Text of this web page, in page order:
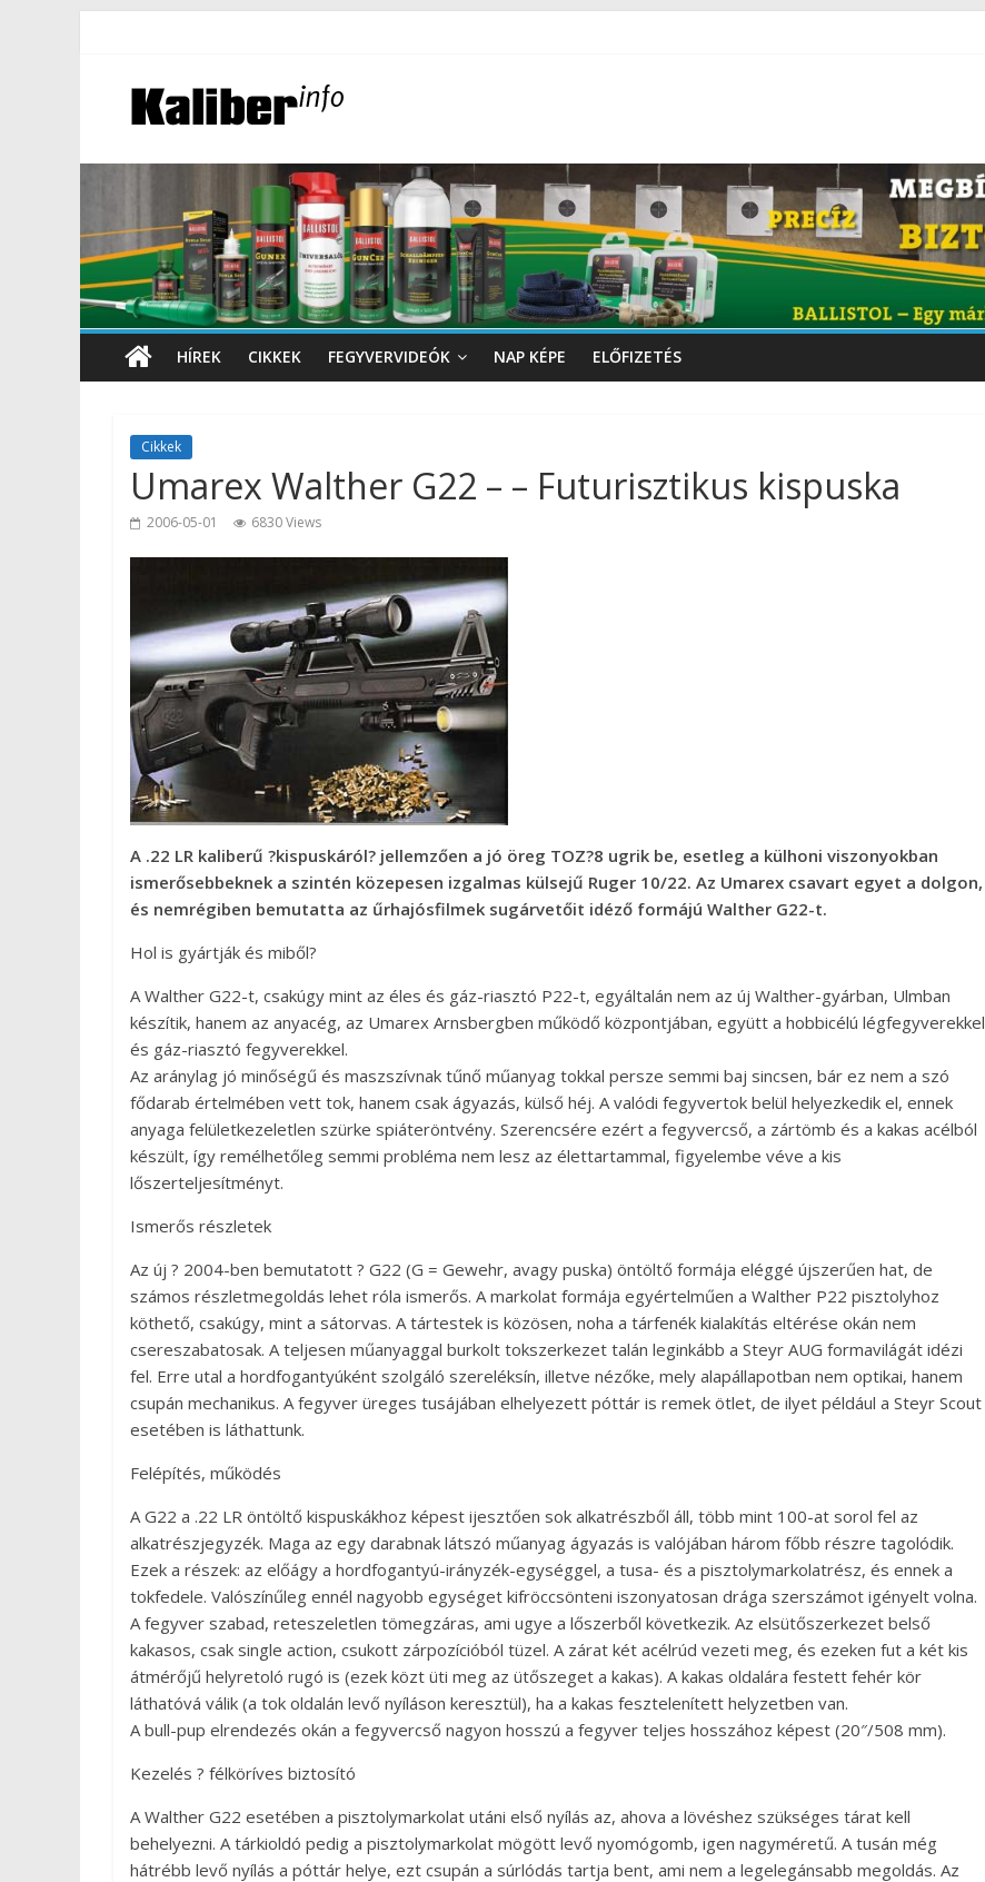
HÍREK CIKKEK FEGYVERVIDEÓK NAP KÉPE ELŐFIZETÉS
Cikkek
Umarex Walther G22 – – Futurisztikus kispuska
2006-05-01 6830 Views
A .22 LR kaliberű ?kispuskáról? jellemzően a jó öreg TOZ?8 ugrik be, esetleg a külhoni viszonyokban
ismerősebbeknek a szintén közepesen izgalmas külsejű Ruger 10/22. Az Umarex csavart egyet a dolgon,
és nemrégiben bemutatta az űrhajósfilmek sugárvetőit idéző formájú Walther G22-t.
Hol is gyártják és miből?
A Walther G22-t, csakúgy mint az éles és gáz-riasztó P22-t, egyáltalán nem az új Walther-gyárban, Ulmban
készítik, hanem az anyacég, az Umarex Arnsbergben működő központjában, együtt a hobbicélú légfegyverekkel
és gáz-riasztó fegyverekkel.
Az aránylag jó minőségű és maszszívnak tűnő műanyag tokkal persze semmi baj sincsen, bár ez nem a szó
fődarab értelmében vett tok, hanem csak ágyazás, külső héj. A valódi fegyvertok belül helyezkedik el, ennek
anyaga felületkezeletlen szürke spiáteröntvény. Szerencsére ezért a fegyvercső, a zártömb és a kakas acélból
készült, így remélhetőleg semmi probléma nem lesz az élettartammal, figyelembe véve a kis
lőszerteljesítményt.
Ismerős részletek
Az új ? 2004-ben bemutatott ? G22 (G = Gewehr, avagy puska) öntöltő formája eléggé újszerűen hat, de
számos részletmegoldás lehet róla ismerős. A markolat formája egyértelműen a Walther P22 pisztolyhoz
köthető, csakúgy, mint a sátorvas. A tártestek is közösen, noha a tárfenék kialakítás eltérése okán nem
csereszabatosak. A teljesen műanyaggal burkolt tokszerkezet talán leginkább a Steyr AUG formavilágát idézi
fel. Erre utal a hordfogantyúként szolgáló szereléksín, illetve nézőke, mely alapállapotban nem optikai, hanem
csupán mechanikus. A fegyver üreges tusájában elhelyezett póttár is remek ötlet, de ilyet például a Steyr Scout
esetében is láthattunk.
Felépítés, működés
A G22 a .22 LR öntöltő kispuskákhoz képest ijesztően sok alkatrészből áll, több mint 100-at sorol fel az
alkatrészjegyzék. Maga az egy darabnak látszó műanyag ágyazás is valójában három főbb részre tagolódik.
Ezek a részek: az előágy a hordfogantyú-irányzék-egységgel, a tusa- és a pisztolymarkolatrész, és ennek a
tokfedele. Valószínűleg ennél nagyobb egységet kifröccsönteni iszonyatosan drága szerszámot igényelt volna.
A fegyver szabad, reteszeletlen tömegzáras, ami ugye a lőszerből következik. Az elsütőszerkezet belső
kakasos, csak single action, csukott zárpozícióból tüzel. A zárat két acélrúd vezeti meg, és ezeken fut a két kis
átmérőjű helyretoló rugó is (ezek közt üti meg az ütőszeget a kakas). A kakas oldalára festett fehér kör
láthatóvá válik (a tok oldalán levő nyíláson keresztül), ha a kakas fesztelenített helyzetben van.
A bull-pup elrendezés okán a fegyvercső nagyon hosszú a fegyver teljes hosszához képest (20″/508 mm).
Kezelés ? félköríves biztosító
A Walther G22 esetében a pisztolymarkolat utáni első nyílás az, ahova a lövéshez szükséges tárat kell
behelyezni. A tárkioldó pedig a pisztolymarkolat mögött levő nyomógomb, igen nagyméretű. A tusán még
hátrébb levő nyílás a póttár helye, ezt csupán a súrlódás tartja bent, ami nem a legelegánsabb megoldás. Az